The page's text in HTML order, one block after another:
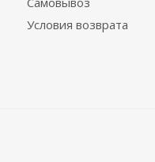
Условия возврата